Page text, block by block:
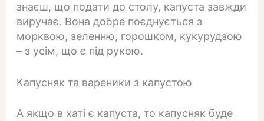
знаєш, що подати до столу, капуста завжди
виручає. Вона добре поєднується з
морквою, зеленню, горошком, кукурудзою
– з усім, що є під рукою.
Капусняк та вареники з капустою
А якщо в хаті є капуста, то капусняк буде